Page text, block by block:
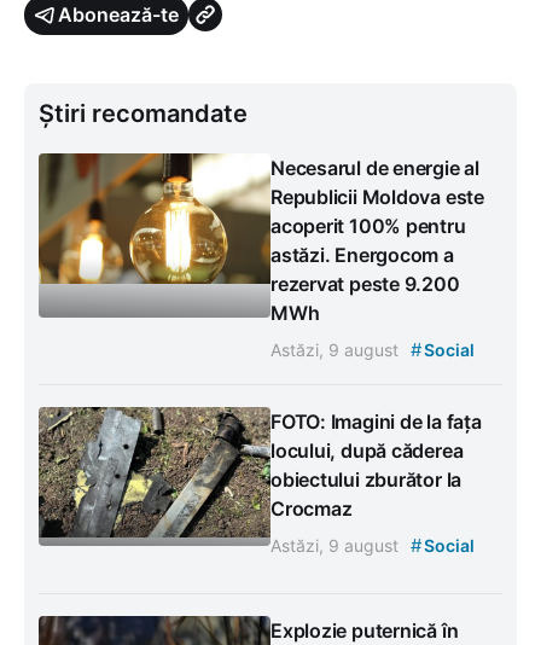
Abonează-te
Știri recomandate
Necesarul de energie al
Republicii Moldova este
acoperit 100% pentru
astăzi. Energocom a
rezervat peste 9.200
MWh
Astăzi, 9 august #Social
FOTO: Imagini de la fața
locului, după căderea
obiectului zburător la
Crocmaz
Astăzi, 9 august #Social
Explozie puternică în